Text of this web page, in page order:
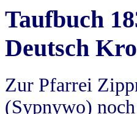
Taufbuch
Deutsch
Zur Pfarrei
(Sypnywo)